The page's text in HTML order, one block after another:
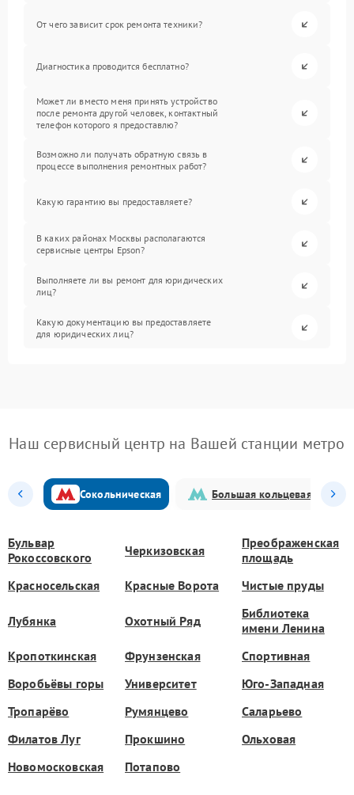
От чего зависит срок ремонта техники?
Диагностика проводится бесплатно?
Может ли вместо меня принять устройство
после ремонта другой человек, контактный
телефон которого я предоставлю?
Возможно ли получать обратную связь в
процессе выполнения ремонтных работ?
Какую гарантию вы предоставляете?
В каких районах Москвы располагаются
сервисные центры Epson?
Выполняете ли вы ремонт для юридических
лиц?
Какую документацию вы предоставляете
для юридических лиц?
Наш сервисный центр на Вашей станции метро
Сокольническая Большая кольцевая
Бульвар
Рокоссовского
Черкизовская
Преображенская
площадь
Красносельская
Красные Ворота Чистые пруды
Лубянка Охотный Ряд
Библиотека
имени Ленина
Кропоткинская
Фрунзенская
Спортивная
Воробьёвы горы
Университет
Юго-Западная
Тропарёво
Румянцево
Саларьево
Филатов Луг
Прокшино
Ольховая
Новомосковская
Потапово